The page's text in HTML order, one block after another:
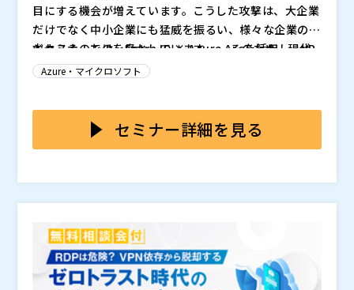
目にする機会が増えています。こうした攻撃は、大企業
だけでなく中小企業にも猛威を振るい、様々な企業のビ
ジネスそのものを脅かしています。 そのため、現代
に合わせたセキュリティ対応を行う必要があります。
とAzure Arcの組み合わせでVPN依存から脱却し、より
強固なセキュリティ基盤を構築する選択肢があります。
本セミナーでは、Entra ID × Azure Arcを活用し、VP
Nを使わないオンプレミス管理を実現する方法と、ゼロ
ただいた方は特別に、インフラのプロに相談できる無料
相談会をご利用いただけます。
たい。対応方法を聞いてみたい、そんな方には必見で
す。 ぜひご参加ください！
込みは） ※同一の内容となります。ご都
合のよい日程をお選びください。
みをお断りする場合がございます。
株式会社ネットワールド 技
術本部 ソリューションアーキテクト部 後
Azure・マイクロソフト
セミナー詳細を見る